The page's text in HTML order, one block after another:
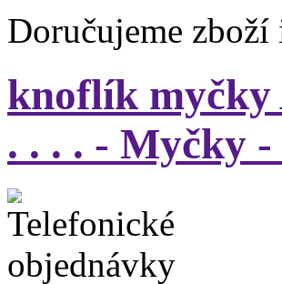
Doručujeme zboží
knoflík myčky
. . . . - Myčky